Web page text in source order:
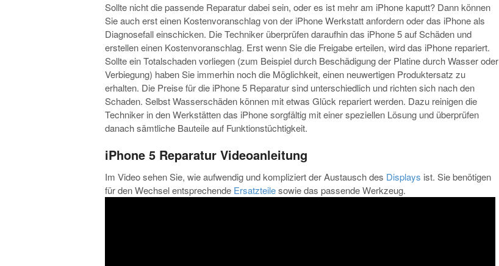
Sollte nicht die passende Reparatur dabei sein, oder es ist mehr am iPhone kaputt? Dann können
Sie auch erst einen Kostenvoranschlag von der iPhone Werkstatt anfordern oder das iPhone als
Diagnosefall einschicken. Die Techniker überprüfen daraufhin das iPhone 5 auf Schäden und
erstellen einen Kostenvoranschlag. Erst wenn Sie die Freigabe erteilen, wird das iPhone repariert.
Sollte ein Totalschaden vorliegen (zum Beispiel durch Beschädigung der Platine durch Wasser oder
Verbiegung) haben Sie immerhin noch die Möglichkeit, einen neuwertigen Produktersatz zu
erhalten. Die Preise für die iPhone 5 Reparatur sind unterschiedlich und richten sich nach den
Schaden. Selbst Wasserschäden können mit etwas Glück repariert werden. Dazu reinigen die
Techniker in den Werkstätten das iPhone sorgfältig mit einer speziellen Lösung und überprüfen
danach sämtliche Bauteile auf Funktionstüchtigkeit.
iPhone 5 Reparatur Videoanleitung
Im Video sehen Sie, wie aufwendig und kompliziert der Austausch des Displays ist. Sie benötigen
für den Wechsel entsprechende Ersatzteilesowie das passende Werkzeug.